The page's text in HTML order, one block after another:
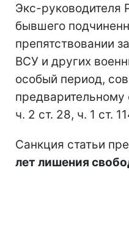
Экс-руководителя
бывшего
препятствовании
ВСУ и других
особый период,
предварительному
ч. 2 ст. 28, ч. 1 ст.
Санкция статьи
лет лишения